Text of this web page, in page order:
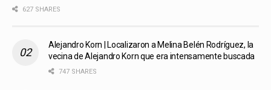
627 SHARES
Alejandro Korn | Localizaron a Melina Belén Rodríguez, la
vecina de Alejandro Korn que era intensamente buscada
747 SHARES